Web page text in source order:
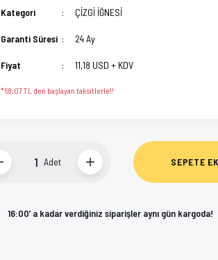
Kategori ÇİZGİ İĞNESİ
Garanti Süresi 24 Ay
Fiyat 11,18 USD + KDV
*68,07 TL den başlayan taksitlerle!!
Adet SEPETE
16:00’ a kadar verdiğiniz siparişler aynı gün kargoda!